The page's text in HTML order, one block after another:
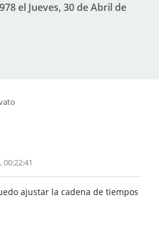
el Jueves, 30 de Abril de
00:22:41
ajustar la cadena de tiempos